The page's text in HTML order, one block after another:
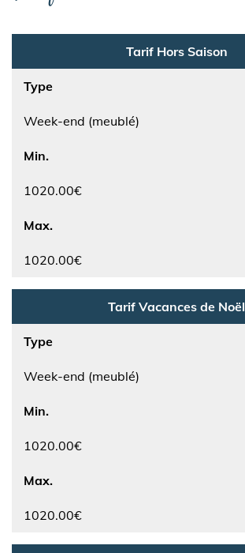
Tarif Hors Saison
Type
Week-end (meublé)
Min.
1020.00€
Max.
1020.00€
Tarif Vacances de Noël
Type
Week-end (meublé)
Min.
1020.00€
Max.
1020.00€